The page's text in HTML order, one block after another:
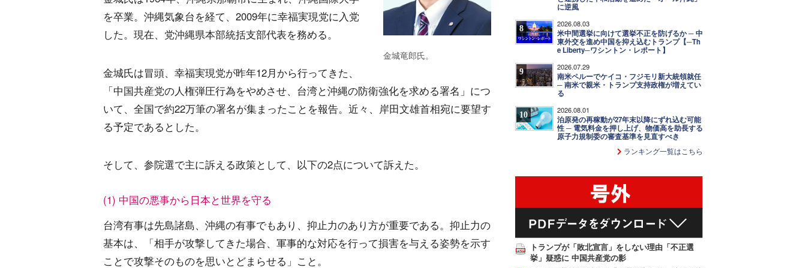
金城竜郎氏。
を卒業。沖縄気象台を経て、2009年に幸福実現党に入党
した。現在、党沖縄県本部統括支部代表を務める。
金城氏は冒頭、幸福実現党が昨年12月から行ってきた、
「中国共産党の人権弾圧行為をやめさせ、台湾と沖縄の防衛強化を求める署名」につ
いて、全国で約22万筆の署名が集まったことを報告。近々、岸田文雄首相宛に要望す
る予定であるとした。
そして、参院選で主に訴える政策として、以下の2点について訴えた。
(1) 中国の悪事から日本と世界を守る
台湾有事は先島諸島、沖縄の有事でもあり、抑止力のあり方が重要である。抑止力の
基本は、「相手が攻撃してきた場合、軍事的な対応を行って損害を与える姿勢を示す
ことで攻撃そのものを思いとどまらせる」こと。
に逆風
8 2026.08.03
米中間選挙に向けて選挙不正を防げるか ─ 中
東外交を進め中国を抑え込むトランプ【─Th
e Liberty─ワシントン・レポート】
9 2026.07.29
南米ペルーでケイコ・フジモリ新大統領就任
─ 南米で親米・トランプ支持政権が増えてい
る
10 2026.08.01
泊原発の再稼動が27年末以降にずれ込む可能
性 ─ 電気料金を押し上げ、物価高を助長する
原子力規制委の審査基準を見直すべき
ランキング一覧はこちら
トランプが「敗北宣言」をしない理由「不正選
挙」疑惑に 中国共産党の影